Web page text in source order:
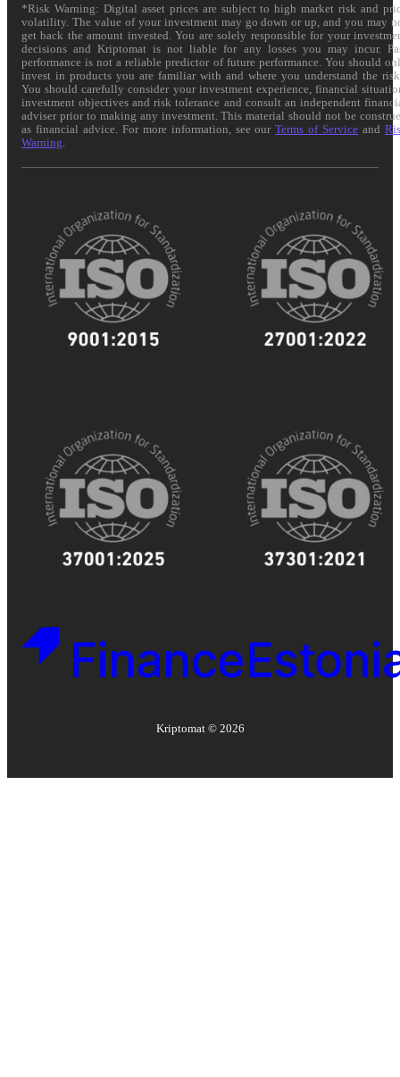
*Risk Warning: Digital asset prices are subject to high market risk and
volatility. The value of your investment may go down or up, and you may
get back the amount invested. You are solely responsible for your
decisions and Kriptomat is not liable for any losses you may incur.
performance is not a reliable predictor of future performance. You should
invest in products you are familiar with and where you understand the
You should carefully consider your investment experience, financial
investment objectives and risk tolerance and consult an independent
adviser prior to making any investment. This material should not be
as financial advice. For more information, see ourTerms of Service and
Warning
Kriptomat © 2026